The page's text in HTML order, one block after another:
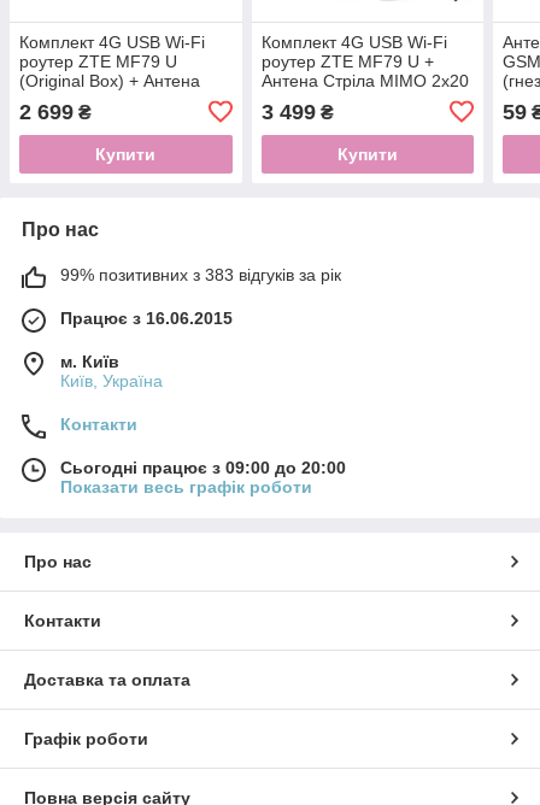
Комплект 4G USB Wi-Fi
роутер ZTE MF79 U
(Original Box) + Антена
кабелю з перехідниками
2 699 ₴
Купити
Комплект 4G USB Wi-Fi
роутер ZTE MF79 U +
Антена Стріла MIMO 2x20
перехідниками
3 499₴
Купити
59
Про нас
99% позитивних з 383 відгуків за рік
Працює з 16.06.2015
м. Київ
Київ, Україна
Контакти
Сьогодні працює з 09:00 до 20:00
Показати весь графік роботи
Про нас
Контакти
Доставка та оплата
Графік роботи
Повна версія сайту